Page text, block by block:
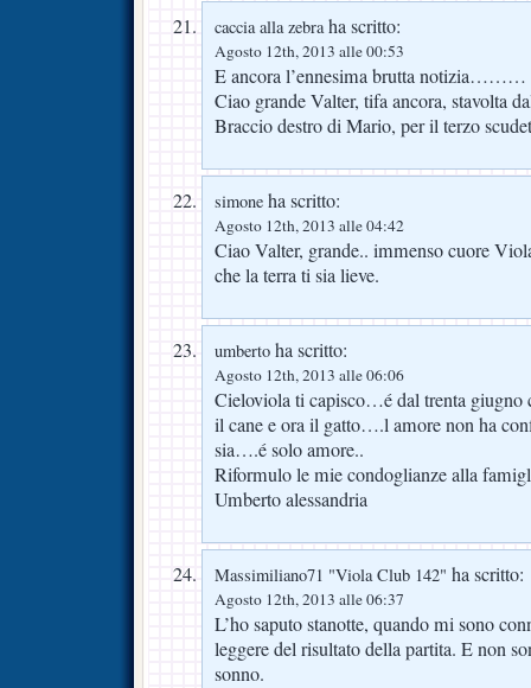
caccia alla zebraha scritto:
Agosto 12th, 2013 alle 00:53
E ancora l’ennesima brutta notizia………
Ciao grande Valter, tifa ancora, stavolta
Braccio destro di Mario, per il terzo
simone ha scritto:
Agosto 12th, 2013 alle 04:42
Ciao Valter, grande.. immenso cuore
che la terra ti sia lieve.
umberto ha scritto:
Agosto 12th, 2013 alle 06:06
Cieloviola ti capisco…é dal trenta
il cane e ora il gatto….l amore non ha
sia….é solo amore..
Riformulo le mie condoglianze alla
Umberto alessandria
Massimiliano71 "Viola Club 142" ha scritto:
Agosto 12th, 2013 alle 06:37
L’ho saputo stanotte, quando mi sono
leggere del risultato della partita. E non
sonno.